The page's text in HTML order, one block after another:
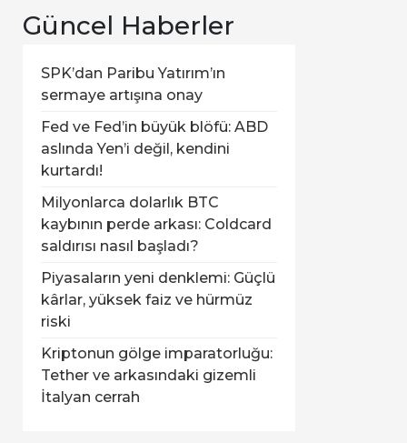
Güncel Haberler
SPK’dan Paribu Yatırım’ın
sermaye artışına onay
Fed ve Fed’in büyük blöfü: ABD
aslında Yen’i değil, kendini
kurtardı!
Milyonlarca dolarlık BTC
kaybının perde arkası: Coldcard
saldırısı nasıl başladı?
Piyasaların yeni denklemi: Güçlü
kârlar, yüksek faiz ve hürmüz
riski
Kriptonun gölge imparatorluğu:
Tether ve arkasındaki gizemli
İtalyan cerrah